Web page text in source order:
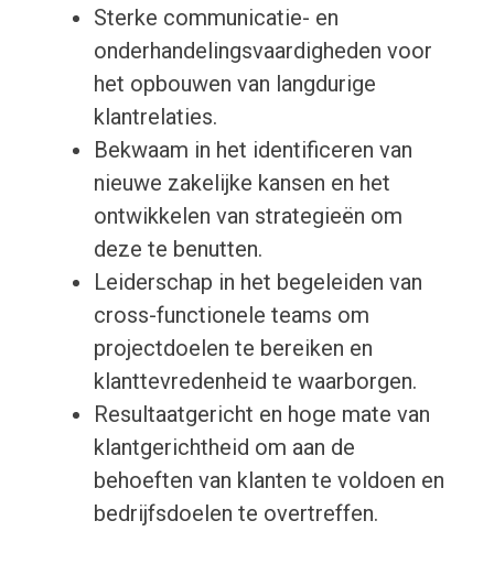
Sterke communicatie- en
onderhandelingsvaardigheden voor
het opbouwen van langdurige
klantrelaties.
Bekwaam in het identificeren van
nieuwe zakelijke kansen en het
ontwikkelen van strategieën om
deze te benutten.
Leiderschap in het begeleiden van
cross-functionele teams om
projectdoelen te bereiken en
klanttevredenheid te waarborgen.
Resultaatgericht en hoge mate van
klantgerichtheid om aan de
behoeften van klanten te voldoen en
bedrijfsdoelen te overtreffen.